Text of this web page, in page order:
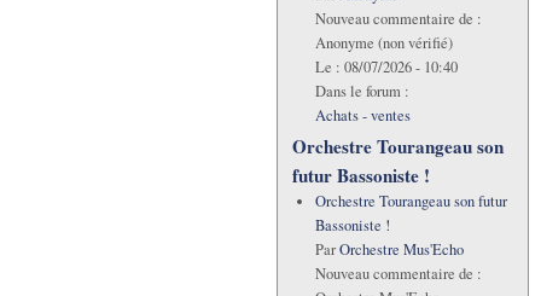
Nouveau commentaire de :
Anonyme (non vérifié)
Le : 08/07/2026 - 10:40
Dans le forum :
Achats - ventes
Orchestre Tourangeau son
futur Bassoniste !
Orchestre Tourangeau son futur
Bassoniste !
ParOrchestre Mus'Echo
Nouveau commentaire de :